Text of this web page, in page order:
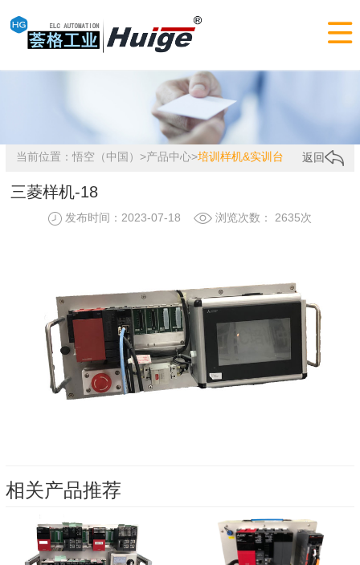

当前位置： 悟空（中国） >产品中心>培训样机&实训台 返回
三菱样机-18
发布时间：2023-07-18 浏览次数： 2635次
相关产品推荐